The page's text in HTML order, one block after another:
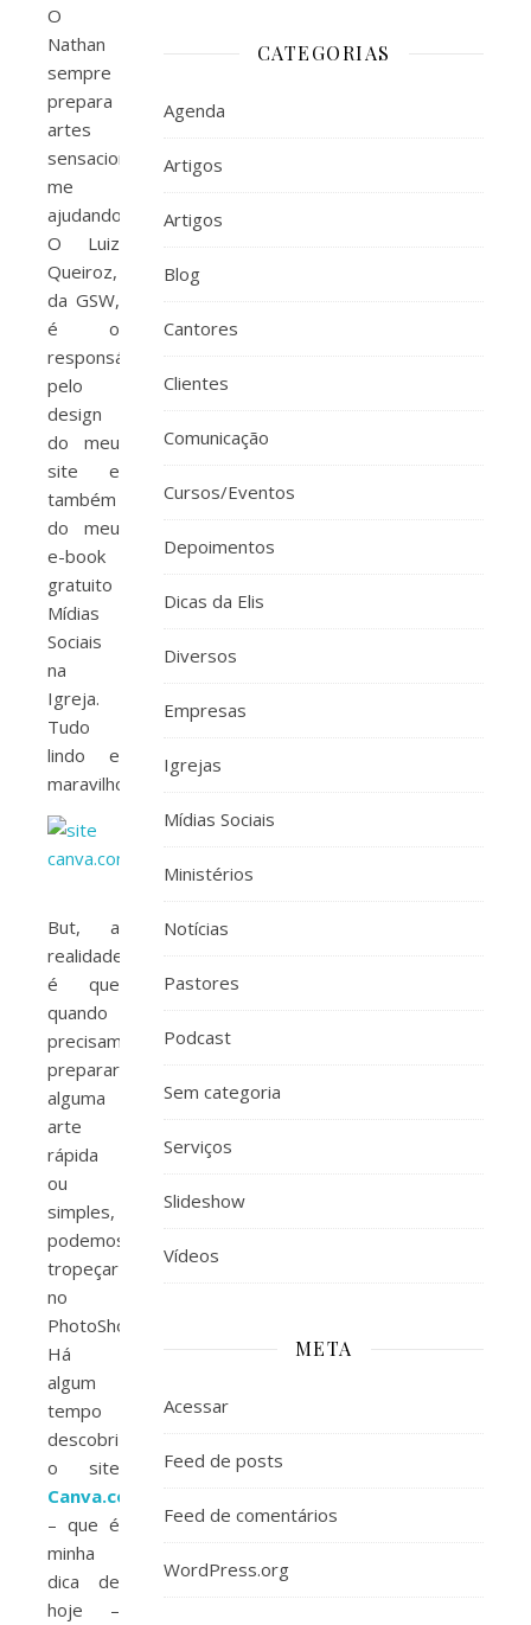
O
Nathan
sempre
prepara
artes
sensacionais
me
ajudando.
O Luiz
Queiroz,
da GSW,
é o
responsável
pelo
design
do meu
site e
também
do meu
e-book
gratuito
Mídias
Sociais
na
Igreja.
Tudo
lindo e
maravilhoso.
But, a
realidade
é que
quando
precisamos
preparar
alguma
arte
rápida
ou
simples,
podemos
tropeçar
no
PhotoShop.
Há
algum
tempo
descobri
o site
Canva.com
– que é
minha
dica de
hoje –
CATEGORIAS
Agenda
Artigos
Artigos
Blog
Cantores
Clientes
Comunicação
Cursos/Eventos
Depoimentos
Dicas da Elis
Diversos
Empresas
Igrejas
Mídias Sociais
Ministérios
Notícias
Pastores
Podcast
Sem categoria
Serviços
Slideshow
Vídeos
META
Acessar
Feed de posts
Feed de comentários
WordPress.org